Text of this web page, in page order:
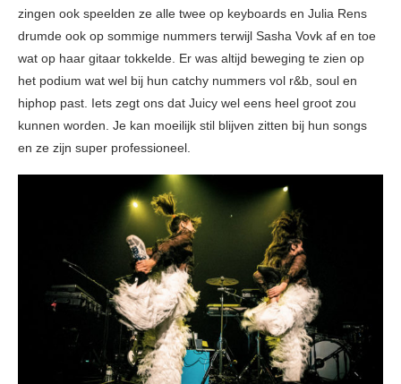
zingen ook speelden ze alle twee op keyboards en Julia Rens
drumde ook op sommige nummers terwijl Sasha Vovk af en toe
wat op haar gitaar tokkelde. Er was altijd beweging te zien op
het podium wat wel bij hun catchy nummers vol r&b, soul en
hiphop past. Iets zegt ons dat Juicy wel eens heel groot zou
kunnen worden. Je kan moeilijk stil blijven zitten bij hun songs
en ze zijn super professioneel.